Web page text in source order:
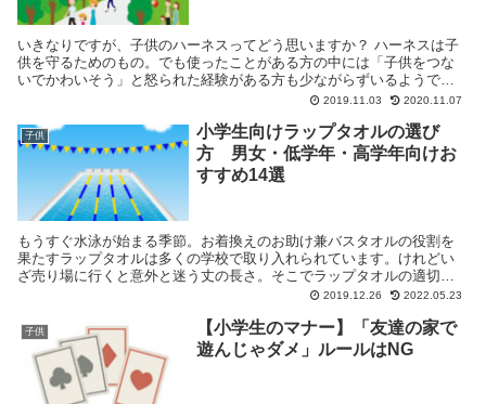
いきなりですが、子供のハーネスってどう思いますか？ ハーネスは子
供を守るためのもの。でも使ったことがある方の中には「子供をつな
いでかわいそう」と怒られた経験がある方も少ながらずいるようで
2019.11.03 2020.11.07
子供
小学生向けラップタオルの選び
方 男女・低学年・高学年向けお
すすめ14選
もうすぐ水泳が始まる季節。お着換えのお助け兼バスタオルの役割を
果たすラップタオルは多くの学校で取り入れられています。けれどい
ざ売り場に行くと意外と迷う丈の長さ。そこでラップタオルの適切な
サイズとおすすめ商品をたっぷり紹介します。 ラップタオ...
2019.12.26 2022.05.23
子供
【小学生のマナー】「友達の家で
遊んじゃダメ」ルールはNG